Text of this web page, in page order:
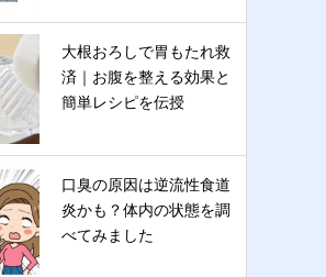
大根おろしで胃もたれ救
済｜お腹を整える効果と
簡単レシピを伝授
口臭の原因は逆流性食道
炎かも？体内の状態を調
べてみました